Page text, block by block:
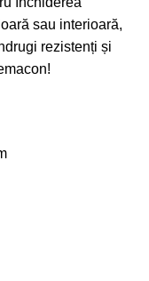
sau interioară,
rezistenți și